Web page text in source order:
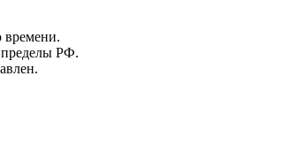
времени.
пределы РФ.